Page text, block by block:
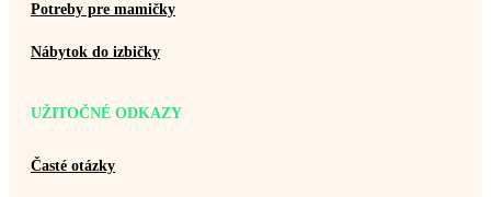
Potreby pre mamičky
Nábytok do izbičky
UŽITOČNÉ ODKAZY
Časté otázky